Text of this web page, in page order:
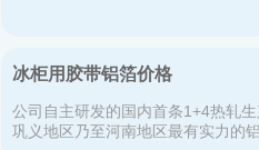
冰柜用胶带铝箔价格
公司自主研发的国内首条1+4热轧
巩义地区乃至河南地区最有实力的